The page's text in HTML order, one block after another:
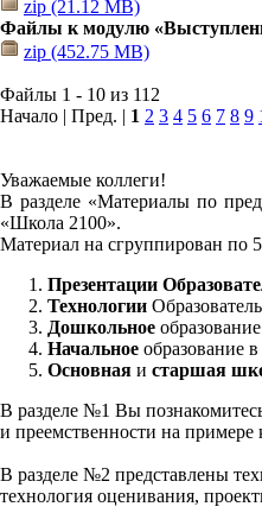
zip (21.12 MB)
Файлы к модулю
zip (452.75 MB)
Файлы 1 - 10 из 112
Начало | Пред. | 1 2 3 4 5 6 7 8 9
Уважаемые коллеги!
В разделе «Материалы по
«Школа 2100».
Материал на сгруппирован по 5
Презентации
Технологии
Дошкольное
Начальное образование
Основная и старшая
В разделе №1 Вы
и преемственности на примере
В разделе №2 представлены
технология оценивания,